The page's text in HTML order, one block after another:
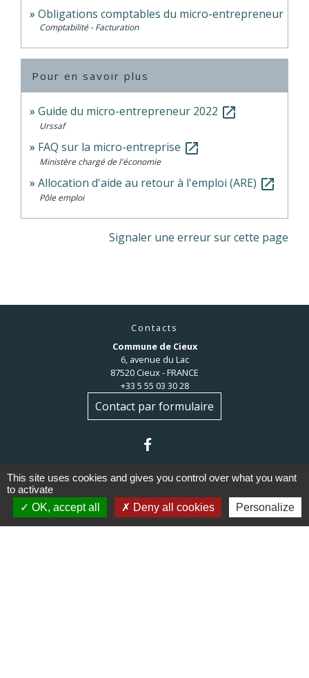
Obligations comptables du micro-entrepreneur
Comptabilité - Facturation
Pour en savoir plus
Guide du micro-entrepreneur 2022 open_in_new
Urssaf
FAQ sur la micro-entreprise open_in_new
Ministère chargé de l'économie
Allocation d'aide au retour à l'emploi (ARE) open_in_new
Pôle emploi
Signaler une erreur sur cette page
Contacts
Commune de Cieux
6, avenue du Lac
87520 Cieux - FRANCE
+33 5 55 03 30 28
Contact par formulaire
Liens
This site uses cookies and gives you control over what you want
to activate
OK, accept all
Deny all cookies Personalize